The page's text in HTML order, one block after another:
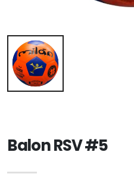
Balon RSV #5